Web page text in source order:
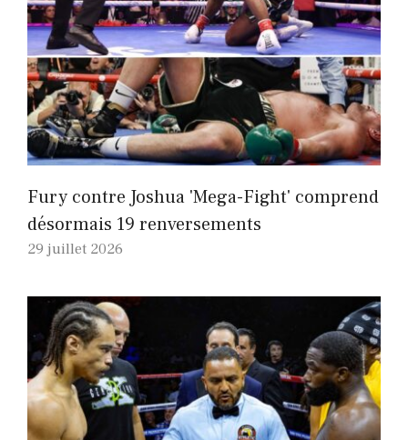
Fury contre Joshua 'Mega-Fight' comprend
désormais 19 renversements
29 juillet 2026